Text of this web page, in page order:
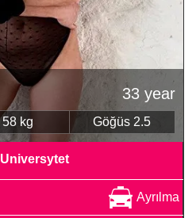
33 year
58 kg Göğüs 2.5
Universytet
Ayrılma